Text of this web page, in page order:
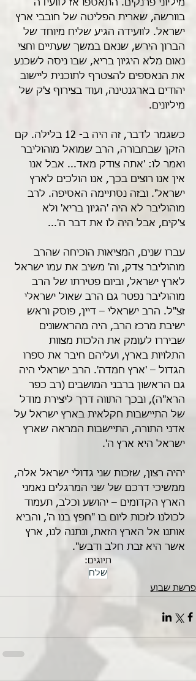
מיליוני פרנקים. התאספו אז לוועידה
בוורשה, שארית הפליטה של חובבי ארץ
ישראל. לוועידה הגיע שליח מיוחד של
הברון הירש, שנאם במשך שעתיים וחצי
נאום מלא היגיון בריא, שבו ניסה לשכנע
את הנאספים להצטרף לתוכנית ליישוב
יהודים בארגנטינה, ועוד בצירוף צ'ק של
מיליונים.
כשגמר לדבר, זה היה ב- 12 בלילה. קם
הזקן שבחבורה, הרב שמואל מוהוליבר
ואמר לו: 'אתה צודק מאד... אבל אנו
אין אנו רוצים בכך, אנו הולכים לארץ
ישראל'. ובזה נסתיימה האסיפה. לרב
מוהוליבר לא היה 'הגיון בריא' ולא
צ'קים, אבל היה לו את דבר ה'...
עברו שנים, המציאות הוכיחה שהרב
מוהוליבר צדק, וה' משיב את עמו ישראל
לארץ ישראל, וביום פטירתו של הרב
מוהוליבר נפטר גם הרב שאול ישראלי
זצ"ל. הרב ישראלי – דיין, פוסק וראש
ישיבת מרכז הרב, היה מהראשונים
שביררו לעומק את הלכות מצוות
התלויות בארץ, ועליהם חיבר את ספרו
הגדול – 'ארץ חמדה'. הרב ישראלי היה
גם הראשון ברבני המושבים (רב כפר
הרא"ה), ובכך התווה דרך ליצירת מודל
של התיישבות חקלאית בארץ ישראל על
אדני התורה, התיישבות המראה שארץ
ישראל היא ארץ ה'.
יהיה רצון, שזכות שני גדולי ישראל אלה,
ממשיכי דרכם של שני המרגלים נאמני
הארץ הקדומים – יהושע וכלב, תעמוד
לכולנו לזכות ליום בו "חפץ בנו ה', והביא
אותנו אל הארץ הזאת, ונתנה לנו, ארץ
אשר היא זבת חלב ודבש".
תיוגים:
שלח
פרשת שבוע